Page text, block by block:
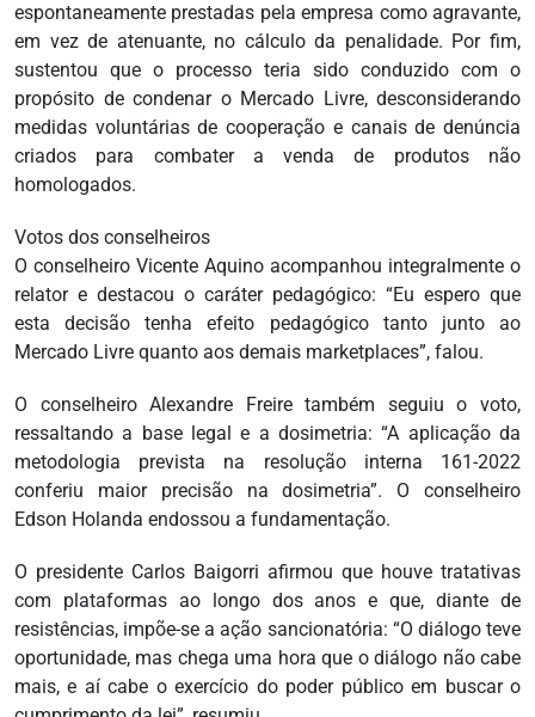
espontaneamente prestadas pela empresa como agravante,
em vez de atenuante, no cálculo da penalidade. Por fim,
sustentou que o processo teria sido conduzido com o
propósito de condenar o Mercado Livre, desconsiderando
medidas voluntárias de cooperação e canais de denúncia
criados para combater a venda de produtos não
homologados.
Votos dos conselheiros
O conselheiro Vicente Aquino acompanhou integralmente o
relator e destacou o caráter pedagógico: “Eu espero que
esta decisão tenha efeito pedagógico tanto junto ao
Mercado Livre quanto aos demais marketplaces”, falou.
O conselheiro Alexandre Freire também seguiu o voto,
ressaltando a base legal e a dosimetria: “A aplicação da
metodologia prevista na resolução interna 161-2022
conferiu maior precisão na dosimetria”. O conselheiro
Edson Holanda endossou a fundamentação.
O presidente Carlos Baigorri afirmou que houve tratativas
com plataformas ao longo dos anos e que, diante de
resistências, impõe-se a ação sancionatória: “O diálogo teve
oportunidade, mas chega uma hora que o diálogo não cabe
mais, e aí cabe o exercício do poder público em buscar o